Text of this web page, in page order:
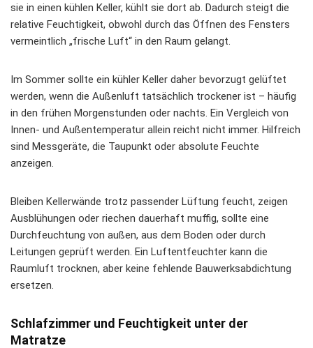
sie in einen kühlen Keller, kühlt sie dort ab. Dadurch steigt die
relative Feuchtigkeit, obwohl durch das Öffnen des Fensters
vermeintlich „frische Luft“ in den Raum gelangt.
Im Sommer sollte ein kühler Keller daher bevorzugt gelüftet
werden, wenn die Außenluft tatsächlich trockener ist – häufig
in den frühen Morgenstunden oder nachts. Ein Vergleich von
Innen- und Außentemperatur allein reicht nicht immer. Hilfreich
sind Messgeräte, die Taupunkt oder absolute Feuchte
anzeigen.
Bleiben Kellerwände trotz passender Lüftung feucht, zeigen
Ausblühungen oder riechen dauerhaft muffig, sollte eine
Durchfeuchtung von außen, aus dem Boden oder durch
Leitungen geprüft werden. Ein Luftentfeuchter kann die
Raumluft trocknen, aber keine fehlende Bauwerksabdichtung
ersetzen.
Schlafzimmer und Feuchtigkeit unter der
Matratze